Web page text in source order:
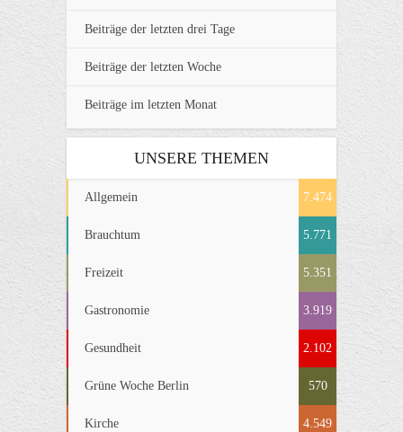
Beiträge der letzten drei Tage
Beiträge der letzten Woche
Beiträge im letzten Monat
UNSERE THEMEN
Allgemein 7.474
Brauchtum 5.771
Freizeit 5.351
Gastronomie 3.919
Gesundheit 2.102
Grüne Woche Berlin 570
Kirche 4.549